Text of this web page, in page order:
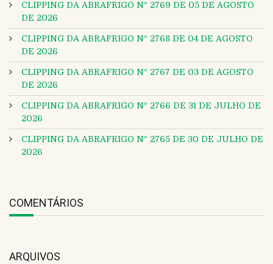
CLIPPING DA ABRAFRIGO Nº 2769 DE 05 DE AGOSTO
DE 2026
CLIPPING DA ABRAFRIGO Nº 2768 DE 04 DE AGOSTO
DE 2026
CLIPPING DA ABRAFRIGO Nº 2767 DE 03 DE AGOSTO
DE 2026
CLIPPING DA ABRAFRIGO Nº 2766 DE 31 DE JULHO DE
2026
CLIPPING DA ABRAFRIGO Nº 2765 DE 30 DE JULHO DE
2026
COMENTÁRIOS
ARQUIVOS